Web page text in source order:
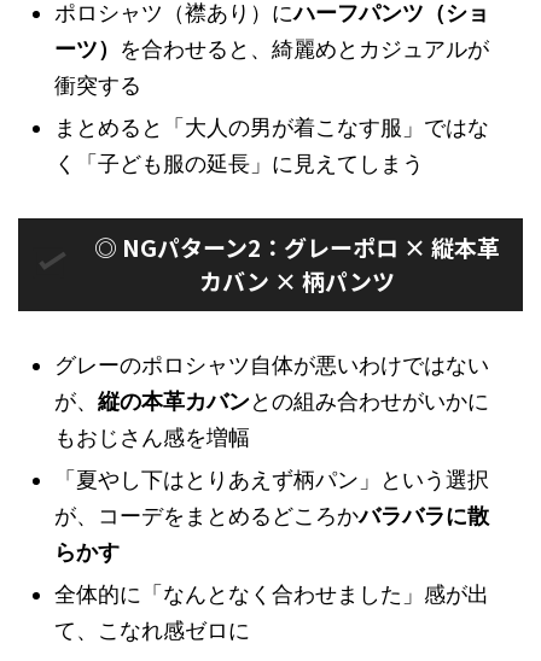
ポロシャツ（襟あり）にハーフパンツ（ショ
ーツ） を合わせると、綺麗めとカジュアルが
衝突する
まとめると「大人の男が着こなす服」ではな
く「子ども服の延長」に見えてしまう
◎ NGパターン2：グレーポロ × 縦本革
カバン × 柄パンツ
グレーのポロシャツ自体が悪いわけではない
が、 縦の本革カバンとの組み合わせがいかに
もおじさん感を増幅
「夏やし下はとりあえず柄パン」という選択
が、コーデをまとめるどころかバラバラに散
らかす
全体的に「なんとなく合わせました」感が出
て、こなれ感ゼロに